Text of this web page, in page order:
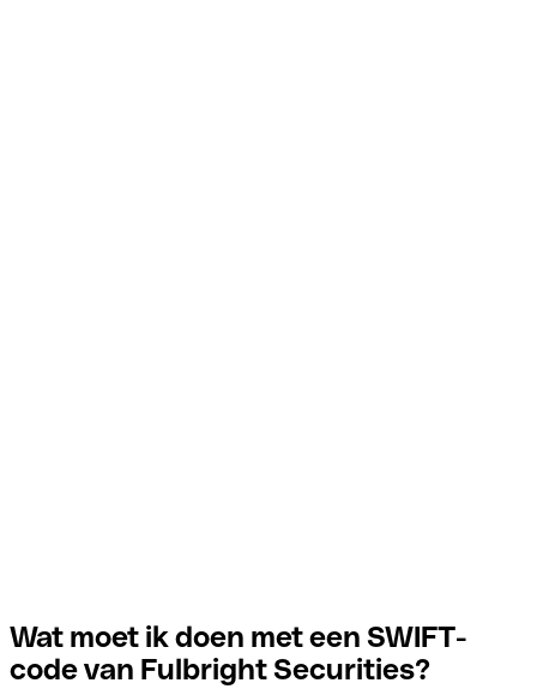
Wat moet ik doen met een SWIFT-
code van Fulbright Securities?